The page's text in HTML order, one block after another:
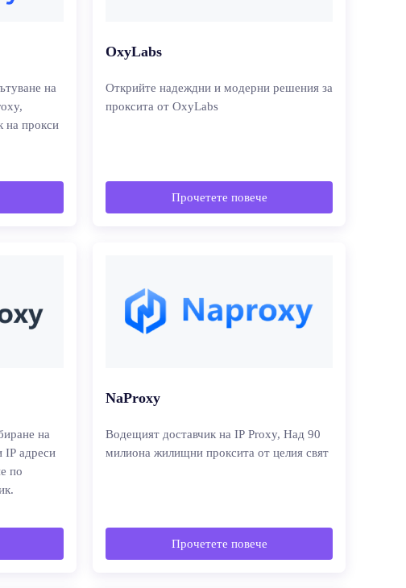
на
на прокси
OxyLabs
Открийте надеждни и модерни решения за
проксита от OxyLabs
Прочетете повече
на
IP адреси
по
NaProxy
Водещият доставчик на IP Proxy, Над 90
милиона жилищни проксита от целия свят
Прочетете повече